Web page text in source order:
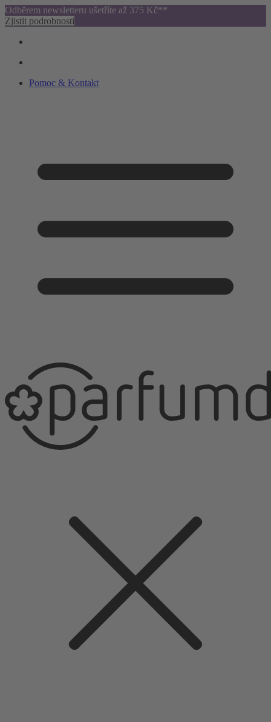
Odběrem newsletteru ušetříte až 375 Kč**
Zjistit podrobnosti
Pomoc & Kontakt